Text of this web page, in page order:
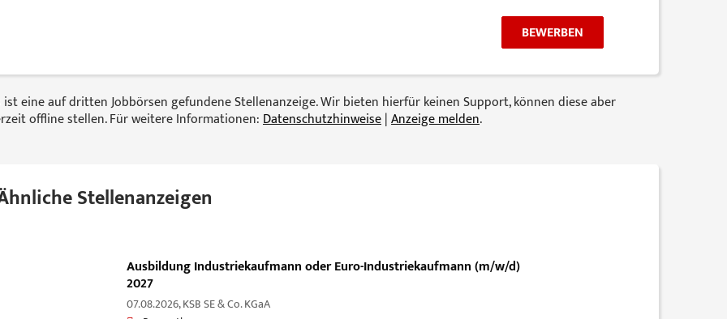
BEWERBEN
ist eine auf dritten Jobbörsen gefundene Stellenanzeige. Wir bieten hierfür keinen Support, können diese aber
offline stellen. Für weitere Informationen:Datenschutzhinweise|Anzeige melden.
Stellenanzeigen
Ausbildung Industriekaufmann oder Euro-Industriekaufmann (m/w/d)
2027
07.08.2026,KSB SE & Co. KGaA